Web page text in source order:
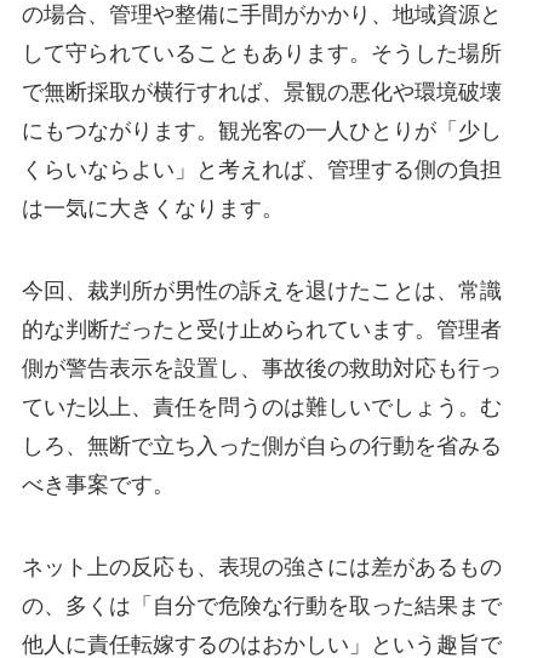
の場合、管理や整備に手間がかかり、地域資源と
して守られていることもあります。そうした場所
で無断採取が横行すれば、景観の悪化や環境破壊
にもつながります。観光客の一人ひとりが「少し
くらいならよい」と考えれば、管理する側の負担
は一気に大きくなります。
今回、裁判所が男性の訴えを退けたことは、常識
的な判断だったと受け止められています。管理者
側が警告表示を設置し、事故後の救助対応も行っ
ていた以上、責任を問うのは難しいでしょう。む
しろ、無断で立ち入った側が自らの行動を省みる
べき事案です。
ネット上の反応も、表現の強さには差があるもの
の、多くは「自分で危険な行動を取った結果まで
他人に責任転嫁するのはおかしい」という趣旨で